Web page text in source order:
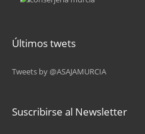
Últimos twets
Tweets by @ASAJAMURCIA
Suscribirse al Newsletter